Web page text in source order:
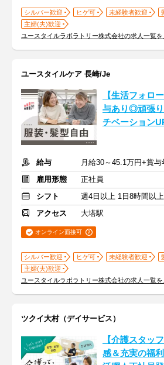
シルバー歓迎 ヒゲ可 未経験者歓迎
主婦(夫)歓迎
ユースタイルラボラトリー株式会社の求人一覧を
ユースタイルケア 長崎/Je
【生活フォロ
与あり◎頑張
チベーション
給与
雇用形態
正社員
シフト
週4日以上 1日8時間以上
アクセス
大塔駅
オンライン面接可
シルバー歓迎 ヒゲ可 未経験者歓迎
主婦(夫)歓迎
ユースタイルラボラトリー株式会社の求人一覧を
ツクイ大村（デイサービス）
【介護スタッ
感＆充実の福